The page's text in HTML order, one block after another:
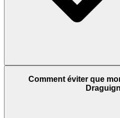
Comment éviter que